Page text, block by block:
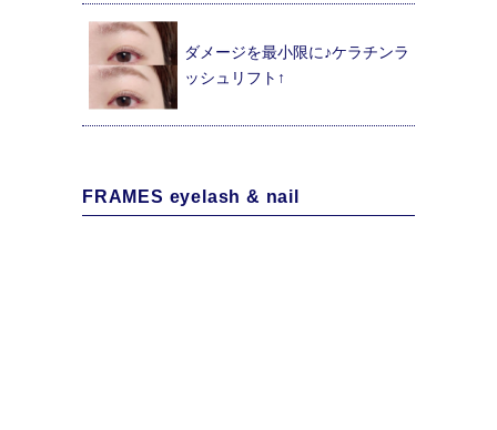
ダメージを最小限に♪ケラチンラ
ッシュリフト↑
FRAMES eyelash & nail